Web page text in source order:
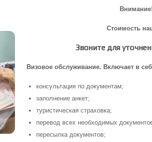
Стоимость
Звоните для
Визовое обслуживание. Включает в
консультация по документам;
заполнение анкет;
туристическая страховка;
перевод всех необходимых
пересылка документов;